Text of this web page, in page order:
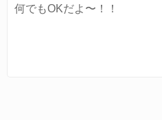
何でもOKだよ〜！！